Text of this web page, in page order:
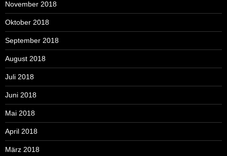
November 2018
Oktober 2018
September 2018
August 2018
Juli 2018
Juni 2018
Mai 2018
April 2018
März 2018